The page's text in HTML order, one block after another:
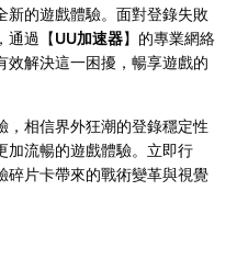
新的遊戲體驗。面對登錄失敗
通過【UU加速器】的專業網絡
效解決這一困擾，暢享遊戲的
，相信界外狂潮的登錄穩定性
加流暢的遊戲體驗。立即行
碎片卡帶來的戰術變革與視覺